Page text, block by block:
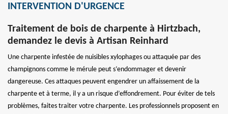
INTERVENTION D'URGENCE
Traitement de bois de charpente à Hirtzbach,
demandez le devis à Artisan Reinhard
Une charpente infestée de nuisibles xylophages ou attaquée par des
champignons comme le mérule peut s’endommager et devenir
dangereuse. Ces attaques peuvent engendrer un affaissement de la
charpente et à terme, il y a un risque d’effondrement. Pour éviter de tels
problèmes, faites traiter votre charpente. Les professionnels proposent en